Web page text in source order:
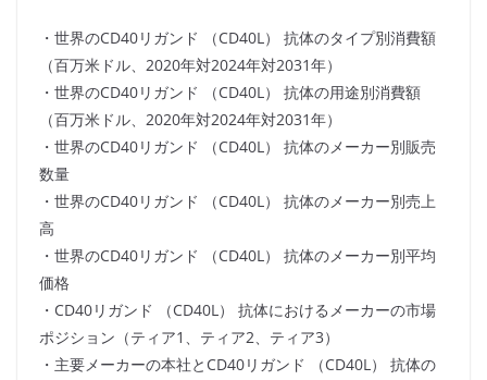
・世界のCD40リガンド （CD40L） 抗体のタイプ別消費額
（百万米ドル、2020年対2024年対2031年）
・世界のCD40リガンド （CD40L） 抗体の用途別消費額
（百万米ドル、2020年対2024年対2031年）
・世界のCD40リガンド （CD40L） 抗体のメーカー別販売
数量
・世界のCD40リガンド （CD40L） 抗体のメーカー別売上
高
・世界のCD40リガンド （CD40L） 抗体のメーカー別平均
価格
・CD40リガンド （CD40L） 抗体におけるメーカーの市場
ポジション（ティア1、ティア2、ティア3）
・主要メーカーの本社とCD40リガンド （CD40L） 抗体の